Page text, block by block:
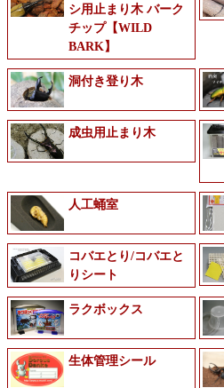
シ用止まり木 バーク
チップ【WILD
BARK】
洞付き登り木
成虫用止まり木
人工蛹室
コバエとり/コバエと
りシート
ラクボックス
生体管理シール